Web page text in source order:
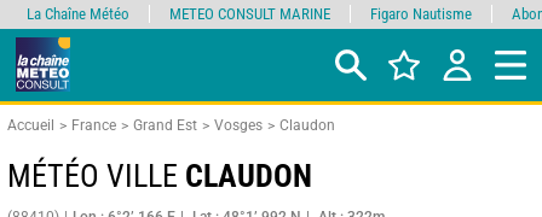
Accueil France Grand Est Vosges Claudon
MÉTÉO VILLE CLAUDON
La Chaîne Météo METEO CONSULT MARINE Figaro Nautisme